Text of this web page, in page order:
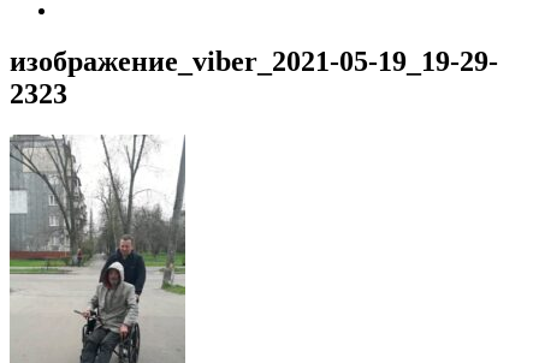
изображение_viber_2021-05-19_19-29-
2323